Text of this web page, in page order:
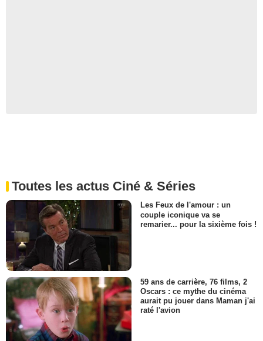
Toutes les actus Ciné & Séries
Les Feux de l'amour : un
couple iconique va se
remarier... pour la sixième fois !
59 ans de carrière, 76 films, 2
Oscars : ce mythe du cinéma
aurait pu jouer dans Maman j'ai
raté l'avion